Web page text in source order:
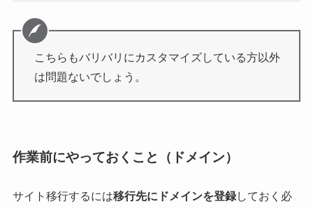
こちらもバリバリにカスタマイズしている方以外
は問題ないでしょう。
作業前にやっておくこと（ドメイン）
サイト移行するには移行先にドメインを登録しておく必